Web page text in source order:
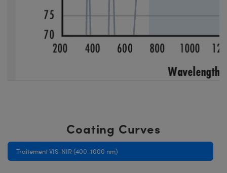
Coating Curves
Traitement VIS-NIR (400-1000 nm)